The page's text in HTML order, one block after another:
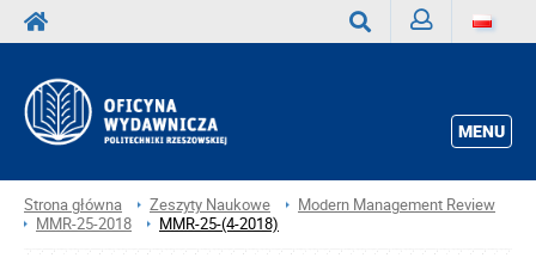
MENU
Strona główna Zeszyty Naukowe
Modern Management Review
MMR-25-2018
MMR-25-(4-2018)